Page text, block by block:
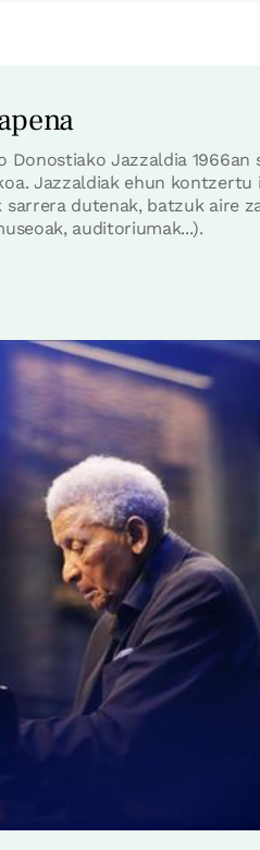
Donostiako Jazzaldia
Jazzaldiak ehun
sarrera dutenak, batzuk aire
auditoriumak...).